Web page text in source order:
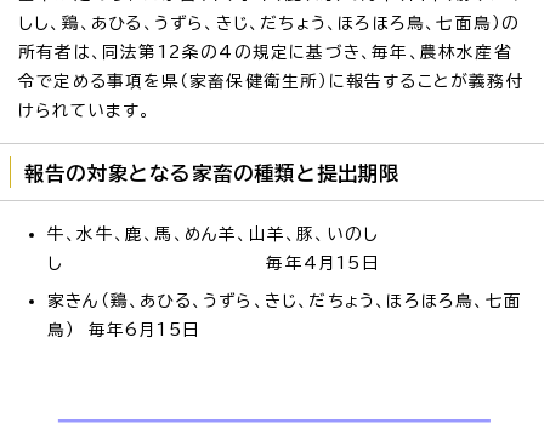
しし、鶏、あひる、うずら、きじ、だちょう、ほろほろ鳥、七面鳥）の
所有者は、同法第12条の4の規定に基づき、毎年、農林水産省
令で定める事項を県（家畜保健衛生所）に報告することが義務付
けられています。
報告の対象となる家畜の種類と提出期限
牛、水牛、鹿、馬、めん羊、山羊、豚、いのし
し 毎年4月15日
家きん（鶏、あひる、うずら、きじ、だちょう、ほろほろ鳥、七面
鳥） 毎年6月15日